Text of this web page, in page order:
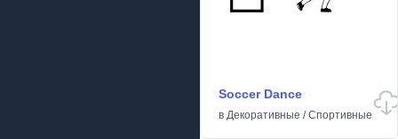
Soccer Dance
в Декоративные /Спортивные